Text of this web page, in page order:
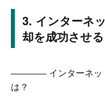
インターネ
却を成功させ
―――― インターネッ
は？